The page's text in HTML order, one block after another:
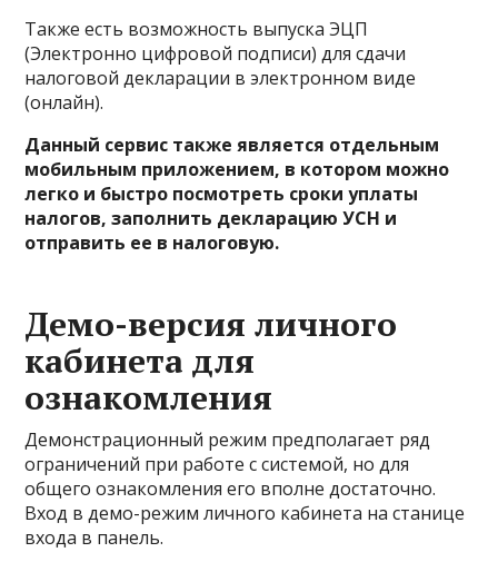
Также есть возможность выпуска ЭЦП
(Электронно цифровой подписи) для сдачи
налоговой декларации в электронном виде
(онлайн).
Данный сервис также является отдельным
мобильным приложением, в котором можно
легко и быстро посмотреть сроки уплаты
налогов, заполнить декларацию УСН и
отправить ее в налоговую.
Демо-версия личного
кабинета для
ознакомления
Демонстрационный режим предполагает ряд
ограничений при работе с системой, но для
общего ознакомления его вполне достаточно.
Вход в демо-режим личного кабинета на станице
входа в панель.